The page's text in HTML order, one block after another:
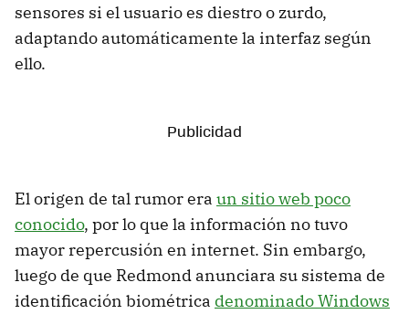
sensores si el usuario es diestro o zurdo,
adaptando automáticamente la interfaz según
ello.
El origen de tal rumor era un sitio web poco
conocido, por lo que la información no tuvo
mayor repercusión en internet. Sin embargo,
luego de que Redmond anunciara su sistema de
identificación biométrica denominado Windows